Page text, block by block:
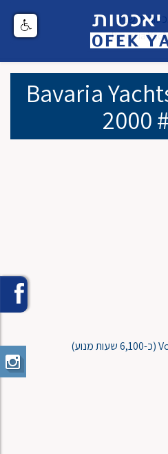
יד שניה
Bavaria
Bavaria
2000